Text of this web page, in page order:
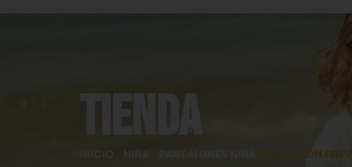
Tienda
INICIO / NIÑA / / PANTALÓN